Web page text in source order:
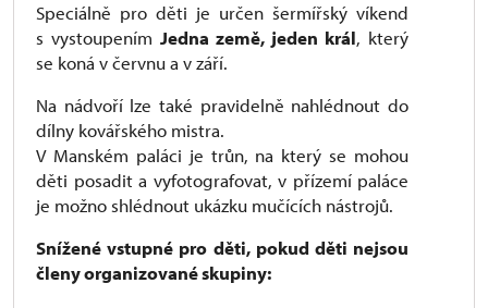
Speciálně pro děti je určen šermířský víkend
s vystoupením Jedna země, jeden král, který
se koná v červnu a v září.
Na nádvoří lze také pravidelně nahlédnout do
dílny kovářského mistra.
V Manském paláci je trůn, na který se mohou
děti posadit a vyfotografovat, v přízemí paláce
je možno shlédnout ukázku mučících nástrojů.
Snížené vstupné pro děti, pokud děti nejsou
členy organizované skupiny: